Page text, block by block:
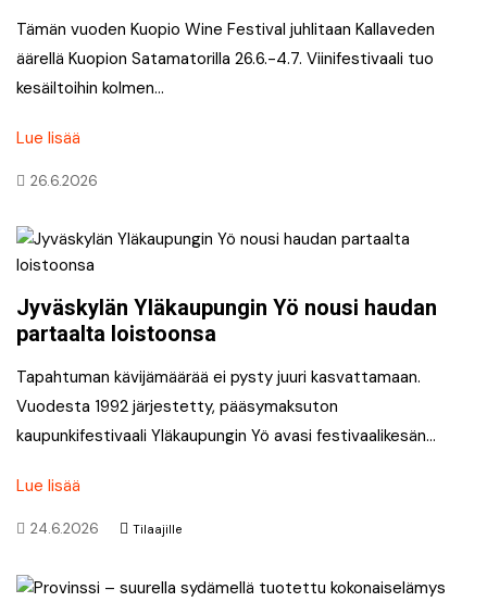
Tämän vuoden Kuopio Wine Festival juhlitaan Kallaveden
äärellä Kuopion Satamatorilla 26.6.-4.7. Viinifestivaali tuo
kesäiltoihin kolmen…
Lue lisää
26.6.2026
Jyväskylän Yläkaupungin Yö nousi haudan
partaalta loistoonsa
Tapahtuman kävijämäärää ei pysty juuri kasvattamaan.
Vuodesta 1992 järjestetty, pääsymaksuton
kaupunkifestivaali Yläkaupungin Yö avasi festivaalikesän…
Lue lisää
24.6.2026 Tilaajille